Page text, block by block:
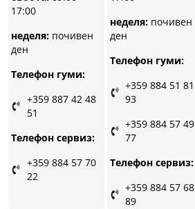
17:00
неделя: почивен
ден
Телефон гуми:
+359 887 42 48
51
Телефон сервиз:
+359 884 57 70
22
неделя:почивен
ден
Телефон гуми:
+359 884 51 81
93
+359 884 57 49
77
Телефон сервиз:
+359 884 57 68
89